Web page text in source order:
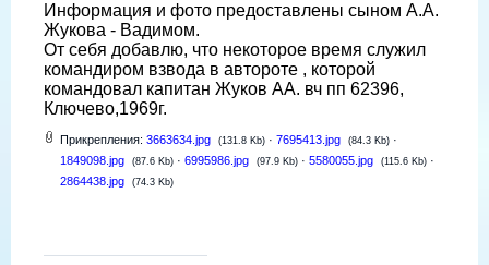
Информация и фото предоставлены сыном А.А.
Жукова - Вадимом.
От себя добавлю, что некоторое время служил
командиром взвода в автороте , которой
командовал капитан Жуков АА. вч пп 62396,
Ключево,1969г.
Прикрепления: 3663634.jpg (131.8 Kb) · 7695413.jpg (84.3 Kb) ·
1849098.jpg
(87.6 Kb) · 6995986.jpg (97.9 Kb) · 5580055.jpg (115.6 Kb) ·
2864438.jpg
(74.3 Kb)